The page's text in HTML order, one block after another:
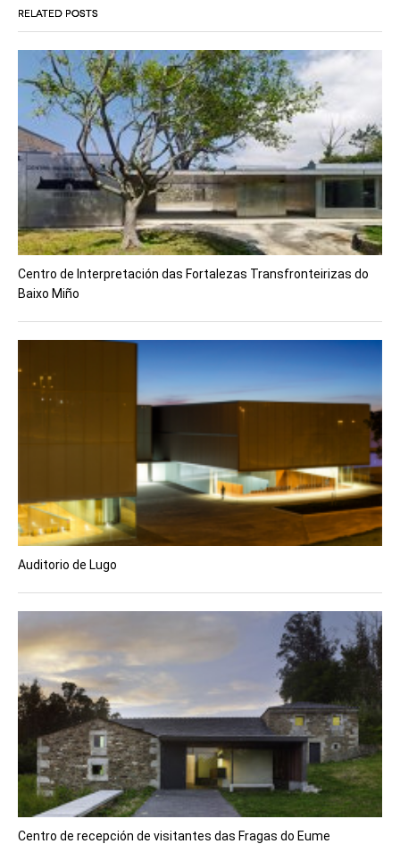
RELATED POSTS
Centro de Interpretación das Fortalezas Transfronteirizas do
Baixo Miño
Auditorio de Lugo
Centro de recepción de visitantes das Fragas do Eume